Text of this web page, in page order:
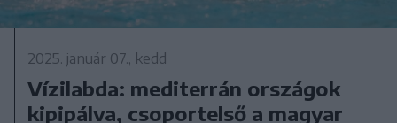
2025. január 07., kedd
Vízilabda: mediterrán országok
kipipálva, csoportelső a magyar